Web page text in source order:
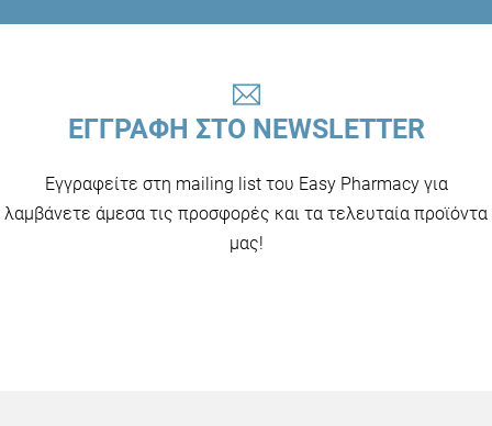
ΕΓΓΡΑΦΗ ΣΤΟ NEWSLETTER
Εγγραφείτε στη mailing list του Easy Pharmacy για
λαμβάνετε άμεσα τις προσφορές και τα τελευταία προϊόντα
μας!